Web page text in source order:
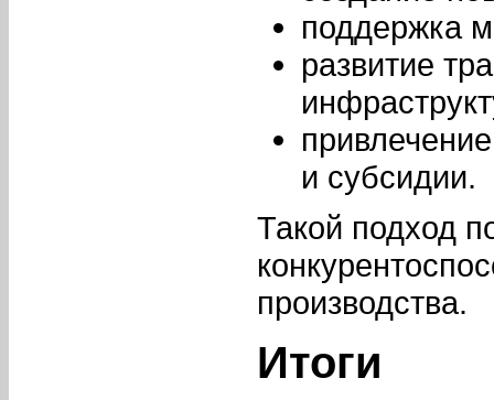
поддержка
развитие
и субсидии.
Такой подход
производства.
Итоги